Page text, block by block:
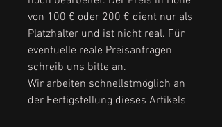
von 100 € oder 200 € dient nur als
Platzhalter und ist nicht real. Für
eventuelle reale Preisanfragen
schreib uns bitte an.
Wir arbeiten schnellstmöglich an
der Fertigstellung dieses Artikels